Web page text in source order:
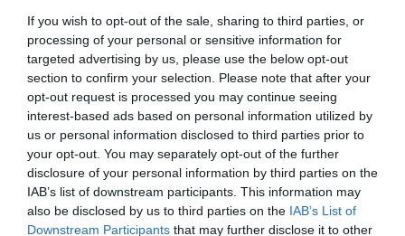
If you wish to opt-out of the sale, sharing to third parties, or
processing of your personal or sensitive information for
targeted advertising by us, please use the below opt-out
section to confirm your selection. Please note that after your
opt-out request is processed you may continue seeing
interest-based ads based on personal information utilized by
us or personal information disclosed to third parties prior to
your opt-out. You may separately opt-out of the further
disclosure of your personal information by third parties on the
IAB’s list of downstream participants. This information may
also be disclosed by us to third parties on the IAB’s List of
Downstream Participants that may further disclose it to other
28.06.2026 ΑΚΑΔΗΜΙΑ ΣΤΙΒΟΥ